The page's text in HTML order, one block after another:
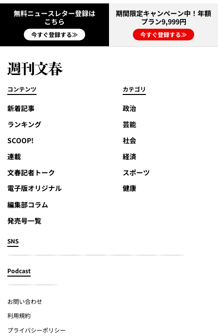
無料ニュースレター登録は
こちら
今すぐ登録する≫
期間限定キャンペーン中！年額
プラン9,999円
今すぐ登録する≫
コンテンツ
新着記事
ランキング
SCOOP!
連載
文春記者トーク
電子版オリジナル
編集部コラム
発売号一覧
カテゴリ
政治
芸能
社会
経済
スポーツ
健康
SNS
Podcast
お問い合わせ
利用規約
プライバシーポリシー